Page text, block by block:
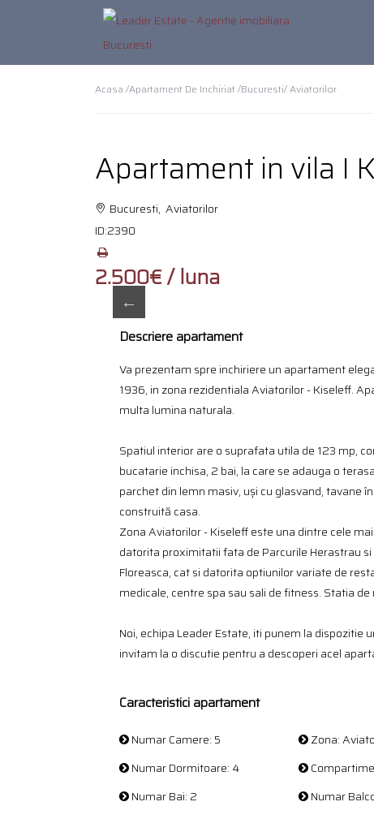
Acasa /Apartament De Inchiriat /Bucuresti/ Aviatorilor
Apartament in vila I
Bucuresti, Aviatorilor
ID:2390
2.500€ / luna
Descriere apartament
Va prezentam spre inchiriere un apartament
1936, in zona rezidentiala Aviatorilor - Kiseleff.
multa lumina naturala.
Spatiul interior are o suprafata utila de 123 mp,
bucatarie inchisa, 2 bai, la care se adauga o
parchet din lemn masiv, uși cu glasvand, tavane
construită casa.
Zona Aviatorilor - Kiseleff este una dintre cele
datorita proximitatii fata de Parcurile Herastrau
Floreasca, cat si datorita optiunilor variate de
medicale, centre spa sau sali de fitness. Statia
Noi, echipa Leader Estate, iti punem la
invitam la o discutie pentru a descoperi acel
Caracteristici apartament
Numar Camere: 5 Zona:
Numar Dormitoare: 4
Numar Bai: 2
Numar